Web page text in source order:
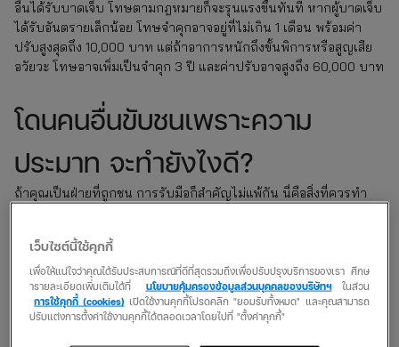
อื่นได้รับบาดเจ็บ โทษตามกฎหมายก็จะรุนแรงขึ้นทันที หากผู้บาดเจ็บ
ได้รับอันตรายเล็กน้อย โทษจำคุกอาจอยู่ที่ไม่เกิน 1 เดือน พร้อมค่า
ปรับสูงสุดถึง 10,000 บาท แต่ถ้าอาการหนักถึงขั้นพิการหรือสูญเสีย
อวัยวะ โทษอาจเพิ่มเป็นจำคุก 3 ปี และค่าปรับอาจสูงถึง 60,000 บาท
โดนคนอื่นขับชนเพราะความ
ประมาท จะทำยังไงดี?
ถ้าคุณเป็นฝ่ายที่ถูกชน การรับมือก็สำคัญไม่แพ้กัน นี่คือสิ่งที่ควรทำ
ตรวจสอบความปลอดภัย
ดูว่าคนในรถปลอดภัยดีไหม ถ้ามีใครบาดเจ็บ รีบขอความช่วยเหลือ
จากหน่วยแพทย์ฉุกเฉิน
โทรแจ้งตำรวจและบริษัทประกัน
เว็บไซต์นี้ใช้คุกกี้
เพื่อให้แน่ใจว่าคุณได้รับประสบการณ์ที่ดีที่สุดรวมถึงเพื่อปรับปรุงบริการของเรา ศึกษ
ารายละเอียดเพิ่มเติมได้ที่
นโยบายคุ้มครองข้อมูลส่วนบุคคลของบริษัทฯในส่วน
การใช้คุกกี้ (cookies) เปิดใช้งานคุกกี้โปรดคลิก "ยอมรับทั้งหมด" และคุณสามารถ
ปรับแต่งการตั้งค่าใช้งานคุกกี้ได้ตลอดเวลาโดยไปที่ "ตั้งค่าคุกกี้"